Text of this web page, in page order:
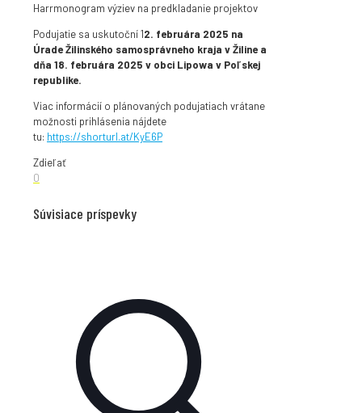
Harrmonogram výziev na predkladanie projektov
Podujatie sa uskutoční 12. februára 2025 na
Úrade Žilinského samosprávneho kraja v Žiline a
dňa 18. februára 2025 v obci Lipowa v Poľskej
republike.
Viac informácií o plánovaných podujatiach vrátane
možnosti prihlásenia nájdete
tu: https://shorturl.at/KyE6P
Zdieľať
0
Súvisiace príspevky